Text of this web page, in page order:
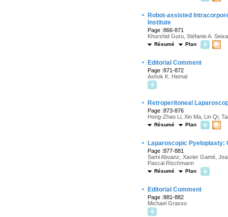
·
Robot-assisted
Institute
Page :866-871
Khurshid Guru, Stéfanie A.
Résumé Plan
· Editorial Comment
Page :871-872
Ashok K. Hemal
· Retroperitoneal
Page :873-876
Hong-Zhao Li, Xin Ma, Lin Qi,
Résumé Plan
· Laparoscopic Pyeloplasty:
Page :877-881
Sami Abuanz, Xavier Gamé,
Pascal Rischmann
Résumé Plan
· Editorial Comment
Page :881-882
Michael Grasso